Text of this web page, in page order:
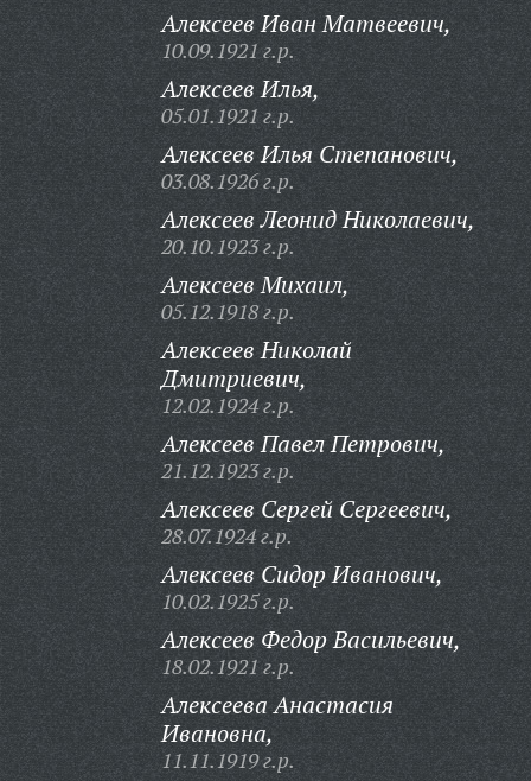
Алексеев Иван Матвеевич,
10.09.1921 г.р.
Алексеев Илья,
05.01.1921 г.р.
Алексеев Илья Степанович,
03.08.1926 г.р.
Алексеев Леонид Николаевич,
20.10.1923 г.р.
Алексеев Михаил,
05.12.1918 г.р.
Алексеев Николай
Дмитриевич,
12.02.1924 г.р.
Алексеев Павел Петрович,
21.12.1923 г.р.
Алексеев Сергей Сергеевич,
28.07.1924 г.р.
Алексеев Сидор Иванович,
10.02.1925 г.р.
Алексеев Федор Васильевич,
18.02.1921 г.р.
Алексеева Анастасия
Ивановна,
11.11.1919 г.р.